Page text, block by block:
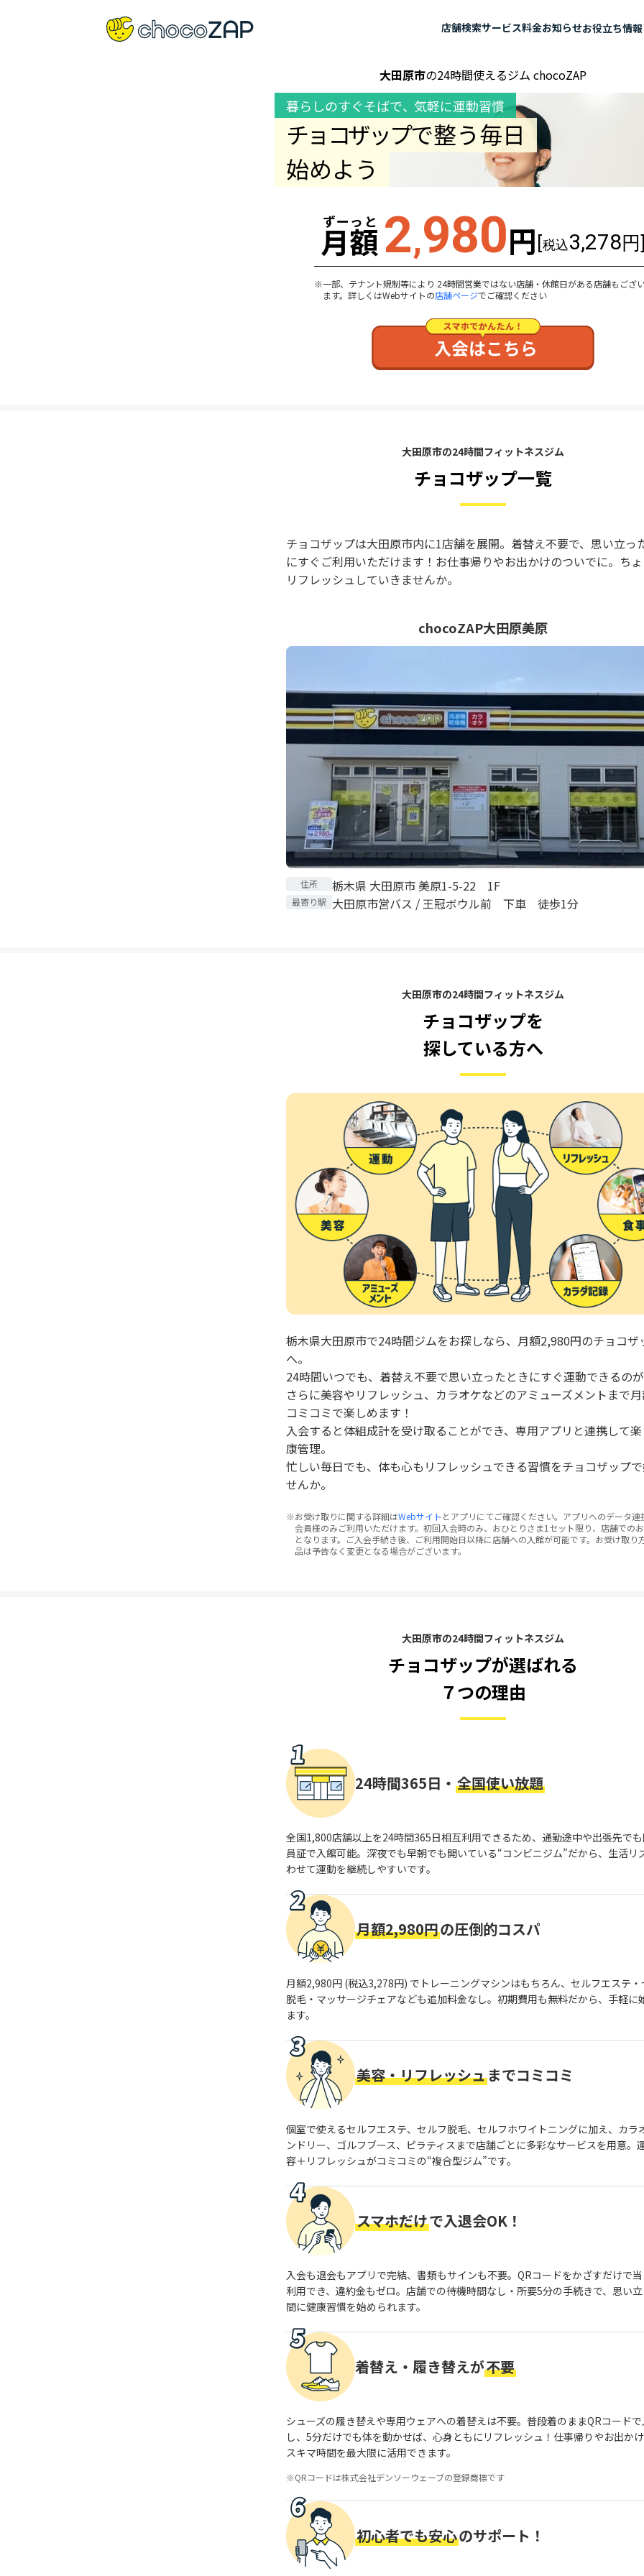
店舗検索サービス料金お知らせお役立ち情報
大田原市の24時間使えるジム chocoZAP
暮らしのすぐそばで、 気軽に運動習慣
チョコザップで整う毎日
始めよう
ずーっと
月額2,980円 [税込3,278円]
一部、テナント規制等により 24時間営業ではない店舗・休館日がある店舗もござ
ます。詳しくはWebサイトの店舗ページでご確認ください
大田原市の24時間フィットネスジム
チョコザップ一覧
チョコザップは大田原市内に1店舗を展開。着替え不要で、思い立っ
にすぐご利用いただけます！お仕事帰りやお出かけのついでに。ちょ
リフレッシュしていきませんか。
chocoZAP大田原美原
住所 栃木県 大田原市 美原1-5-22 1F
最寄り駅 大田原市営バス / 王冠ボウル前 下車 徒歩1分
大田原市の24時間フィットネスジム
チョコザップを
探している方へ
栃木県大田原市で24時間ジムをお探しなら、月額2,980円のチョコザ
へ。
24時間いつでも、着替え不要で思い立ったときにすぐ運動できるのが
さらに美容やリフレッシュ、カラオケなどのアミューズメントまで
コミコミで楽しめます！
入会すると体組成計を受け取ることができ、専用アプリと連携して
康管理。
忙しい毎日でも、体も心もリフレッシュできる習慣をチョコザップ
せんか。
お受け取りに関する詳細はWebサイト とアプリにてご確認ください。アプリへのデータ連
会員様のみご利用いただけます。初回入会時のみ、おひとりさま1セット限り、店舗での
となります。ご入会手続き後、ご利用開始日以降に店舗への入館が可能です。お受け取り
品は予告なく変更となる場合がございます。
大田原市の24時間フィットネスジム
チョコザップが選ばれる
７つの理由
24時間365日・ 全国使い放題
全国1,800店舗以上を24時間365日相互利用できるため、通勤途中や出張先で
員証で入館可能。深夜でも早朝でも開いている“コンビニジム”だから、生活リ
わせて運動を継続しやすいです。
月額2,980円の圧倒的コスパ
月額2,980円 (税込3,278円) でトレーニングマシンはもちろん、セルフエステ・
脱毛・マッサージチェアなども追加料金なし。初期費用も無料だから、手軽に
ます。
美容・リフレッシュまでコミコミ
個室で使えるセルフエステ、セルフ脱毛、セルフホワイトニングに加え、カラ
ンドリー、ゴルフブース、ピラティスまで店舗ごとに多彩なサービスを用意。
容＋リフレッシュがコミコミの“複合型ジム”です。
スマホだけで入退会OK！
入会も退会もアプリで完結、書類もサインも不要。QRコードをかざすだけで
利用でき、違約金もゼロ。店舗での待機時間なし・所要5分の手続きで、思い
間に健康習慣を始められます。
着替え・履き替えが不要
シューズの履き替えや専用ウェアへの着替えは不要。普段着のままQRコード
し、5分だけでも体を動かせば、心身ともにリフレッシュ！仕事帰りやお出か
スキマ時間を最大限に活用できます。
QRコードは株式会社デンソーウェーブの登録商標です
初心者でも安心のサポート！